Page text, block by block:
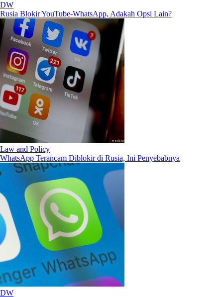
DW
Rusia Blokir YouTube-WhatsApp, Adakah Opsi Lain?
Law and Policy
WhatsApp Terancam Diblokir di Rusia, Ini Penyebabnya
DW